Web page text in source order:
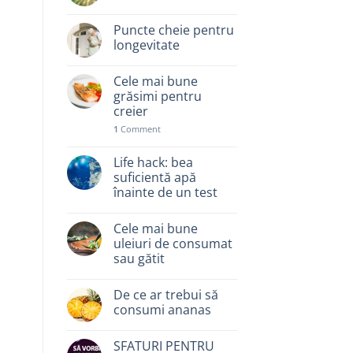
Puncte cheie pentru
longevitate
Cele mai bune
grăsimi pentru
creier
1 Comment
Life hack: bea
suficientă apă
înainte de un test
Cele mai bune
uleiuri de consumat
sau gătit
De ce ar trebui să
consumi ananas
SFATURI PENTRU